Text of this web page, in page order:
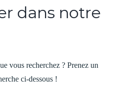
dans notre
vous recherchez ? Prenez un
ci-dessous !